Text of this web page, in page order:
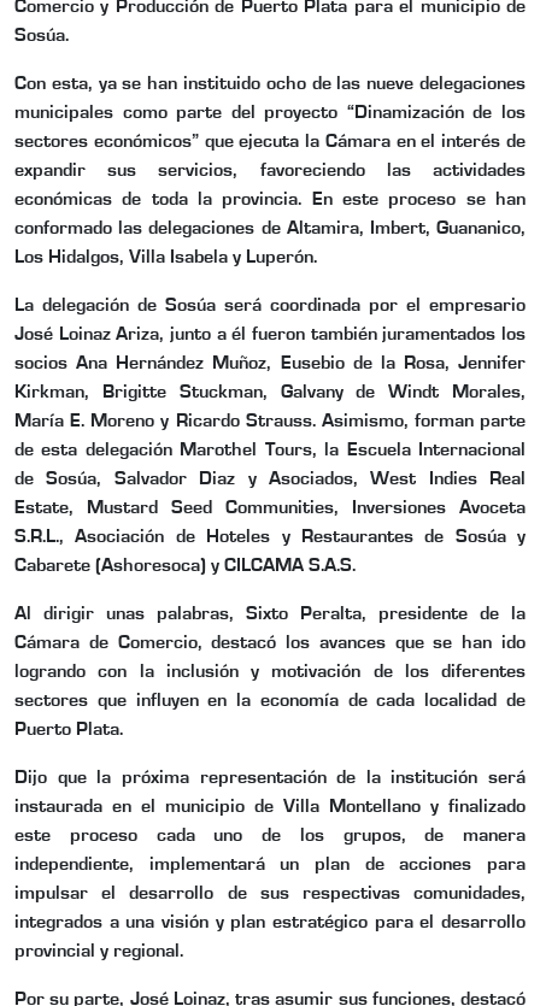
Comercio y Producción de Puerto Plata para el municipio de
Sosúa.
Con esta, ya se han instituido ocho de las nueve delegaciones
municipales como parte del proyecto “Dinamización de los
sectores económicos” que ejecuta la Cámara en el interés de
expandir sus servicios, favoreciendo las actividades
económicas de toda la provincia. En este proceso se han
conformado las delegaciones de Altamira, Imbert, Guananico,
Los Hidalgos, Villa Isabela y Luperón.
La delegación de Sosúa será coordinada por el empresario
José Loinaz Ariza, junto a él fueron también juramentados los
socios Ana Hernández Muñoz, Eusebio de la Rosa, Jennifer
Kirkman, Brigitte Stuckman, Galvany de Windt Morales,
María E. Moreno y Ricardo Strauss. Asimismo, forman parte
de esta delegación Marothel Tours, la Escuela Internacional
de Sosúa, Salvador Diaz y Asociados, West Indies Real
Estate, Mustard Seed Communities, Inversiones Avoceta
S.R.L., Asociación de Hoteles y Restaurantes de Sosúa y
Cabarete (Ashoresoca) y CILCAMA S.A.S.
Al dirigir unas palabras, Sixto Peralta, presidente de la
Cámara de Comercio, destacó los avances que se han ido
logrando con la inclusión y motivación de los diferentes
sectores que influyen en la economía de cada localidad de
Puerto Plata.
Dijo que la próxima representación de la institución será
instaurada en el municipio de Villa Montellano y finalizado
este proceso cada uno de los grupos, de manera
independiente, implementará un plan de acciones para
impulsar el desarrollo de sus respectivas comunidades,
integrados a una visión y plan estratégico para el desarrollo
provincial y regional.
Por su parte, José Loinaz, tras asumir sus funciones, destacó